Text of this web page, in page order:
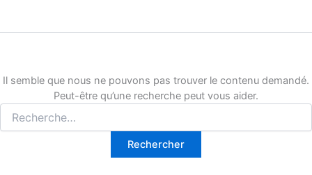
Il semble que nous ne pouvons pas trouver le contenu demandé.
Peut-être qu’une recherche peut vous aider.